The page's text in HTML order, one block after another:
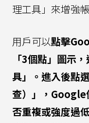
理工具」來增強
用戶可以點擊
「3個點」圖示
具」。進入後點
查）」，Google
否重複或強度過